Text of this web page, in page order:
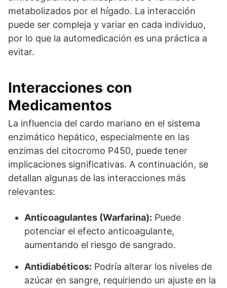
metabolizados por el hígado. La interacción
puede ser compleja y variar en cada individuo,
por lo que la automedicación es una práctica a
evitar.
Interacciones con
Medicamentos
La influencia del cardo mariano en el sistema
enzimático hepático, especialmente en las
enzimas del citocromo P450, puede tener
implicaciones significativas. A continuación, se
detallan algunas de las interacciones más
relevantes:
Anticoagulantes (Warfarina): Puede
potenciar el efecto anticoagulante,
aumentando el riesgo de sangrado.
Antidiabéticos: Podría alterar los niveles de
azúcar en sangre, requiriendo un ajuste en la